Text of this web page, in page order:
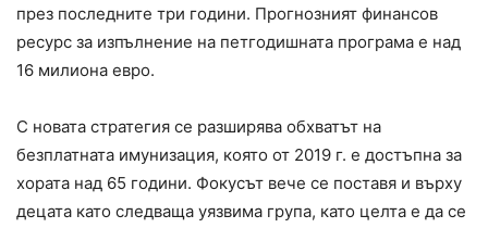
през последните три години. Прогнозният финансов
ресурс за изпълнение на петгодишната програма е над
16 милиона евро.
С новата стратегия се разширява обхватът на
безплатната имунизация, която от 2019 г. е достъпна за
хората над 65 години. Фокусът вече се поставя и върху
децата като следваща уязвима група, като целта е да се